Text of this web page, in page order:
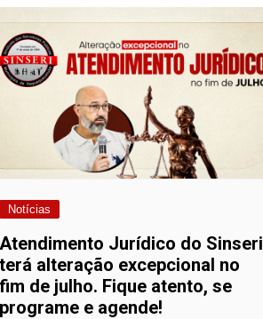
Notícias
Atendimento Jurídico do Sinseri
terá alteração excepcional no
fim de julho. Fique atento, se
programe e agende!